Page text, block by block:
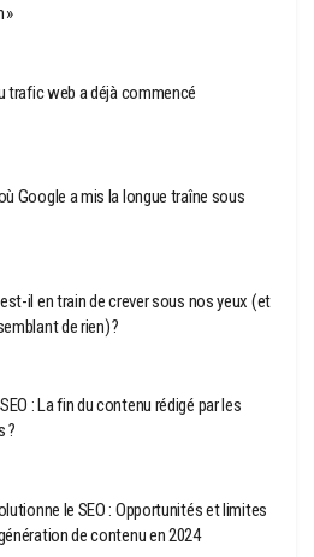
»
trafic web a déjà commencé
Google a mis la longue traîne sous
il en train de crever sous nos yeux (et
de rien) ?
: La fin du contenu rédigé par les
?
le SEO : Opportunités et limites
de contenu en 2024